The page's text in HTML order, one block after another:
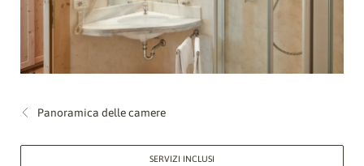
Panoramica delle camere
SERVIZI INCLUSI